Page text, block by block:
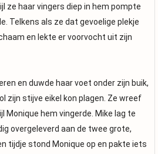
ze haar vingers diep in hem pompte
Telkens als ze dat gevoelige plekje
en lekte er voorvocht uit zijn
en duwde haar voet onder zijn buik,
zijn stijve eikel kon plagen. Ze wreef
Monique hem vingerde. Mike lag te
overgeleverd aan de twee grote,
tijdje stond Monique op en pakte iets